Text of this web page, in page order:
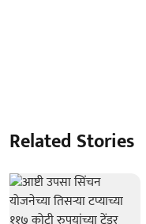
Related Stories